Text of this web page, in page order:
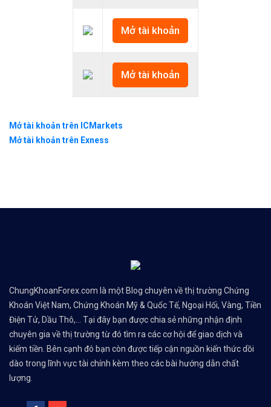
Mở tài khoản
Mở tài khoản
Mở tài khoản trên ICMarkets
Mở tài khoản trên Exness
ChungKhoanForex.com là một Blog chuyên về thị trường Chứng
Khoán Việt Nam, Chứng Khoán Mỹ & Quốc Tế, Ngoại Hối, Vàng, Tiền
Điện Tử, Dầu Thô,... Tại đây bạn được chia sẻ những nhận định
chuyên gia về thị trường từ đó tìm ra các cơ hội để giao dịch và
kiếm tiền. Bên cạnh đó bạn còn được tiếp cận nguồn kiến thức dồi
dào trong lĩnh vực tài chính kèm theo các bài hướng dẫn chất
lượng.